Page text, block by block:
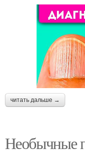
читать дальше →
Необычные